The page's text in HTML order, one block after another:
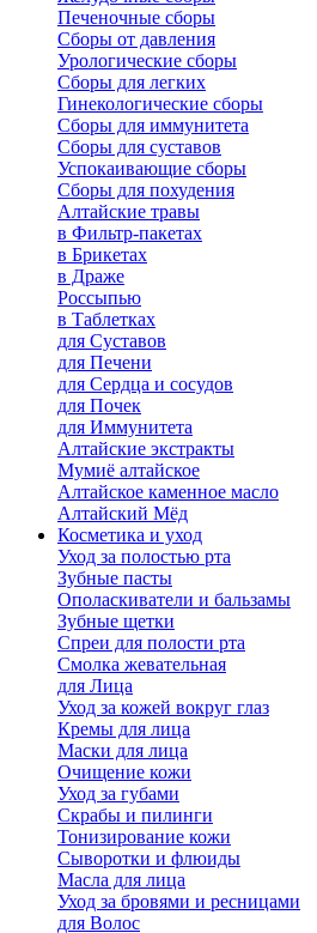
Печеночные сборы
Сборы от давления
Урологические сборы
Сборы для легких
Гинекологические сборы
Сборы для иммунитета
Сборы для суставов
Успокаивающие сборы
Сборы для похудения
Алтайские травы
в Фильтр-пакетах
в Брикетах
в Драже
Россыпью
в Таблетках
для Cуставов
для Печени
для Сердца и сосудов
для Почек
для Иммунитета
Алтайские экстракты
Мумиё алтайское
Алтайское каменное масло
Алтайский Мёд
Косметика и уход
Уход за полостью рта
Зубные пасты
Ополаскиватели и бальзамы
Зубные щетки
Спреи для полости рта
Смолка жевательная
для Лица
Уход за кожей вокруг глаз
Кремы для лица
Маски для лица
Очищение кожи
Уход за губами
Скрабы и пилинги
Тонизирование кожи
Сыворотки и флюиды
Масла для лица
Уход за бровями и ресницами
для Волос